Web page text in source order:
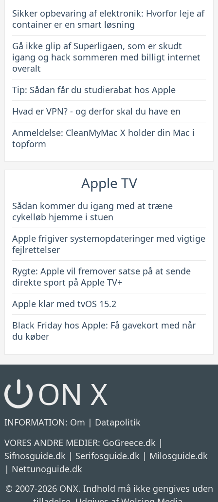
Sikker opbevaring af elektronik: Hvorfor leje af
container er en smart løsning
Gå ikke glip af Superligaen, som er skudt
igang og hack sommeren med billigt internet
overalt
Tip: Sådan får du studierabat hos Apple
Hvad er VPN? - og derfor skal du have en
Anmeldelse: CleanMyMac X holder din Mac i
topform
Apple TV
Sådan kommer du igang med at træne
cykelløb hjemme i stuen
Apple frigiver systemopdateringer med vigtige
fejlrettelser
Rygte: Apple vil fremover satse på at sende
direkte sport på Apple TV+
Apple klar med tvOS 15.2
Black Friday hos Apple: Få gavekort med når
du køber
ON X
INFORMATION: Om | Datapolitik
VORES ANDRE MEDIER: GoGreece.dk |
Sifnosguide.dk | Serifosguide.dk | Milosguide.dk
| Nettunoguide.dk
© 2007-2026 ONX. Indhold må ikke gengives uden